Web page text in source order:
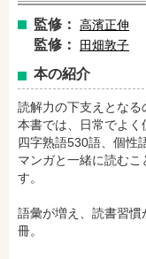
監修： 高濱正伸
監修： 田畑敦子
本の紹介
読解力の下支えとなる
本書では、日常でよく
四字熟語530語、個性
マンガと一緒に読む
す。
語彙が増え、読書習
冊。